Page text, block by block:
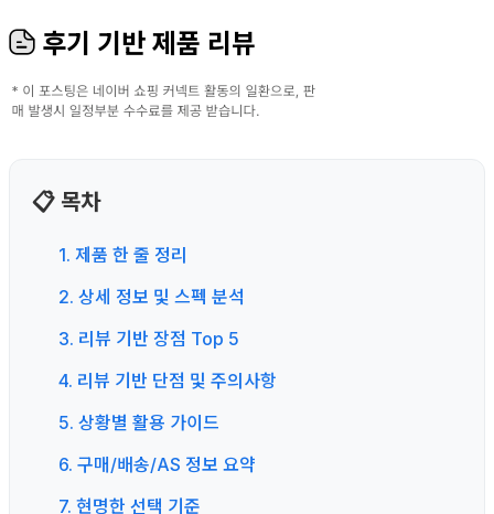
후기 기반 제품 리뷰
📋 목차
1. 제품 한 줄 정리
2. 상세 정보 및 스펙 분석
3. 리뷰 기반 장점 Top 5
4. 리뷰 기반 단점 및 주의사항
5. 상황별 활용 가이드
6. 구매/배송/AS 정보 요약
7. 현명한 선택 기준